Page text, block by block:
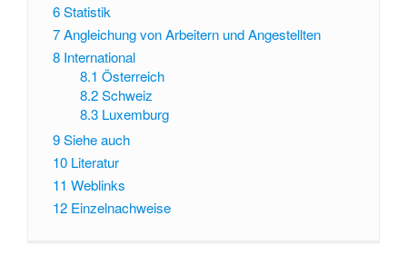
6Statistik
7Angleichung von Arbeitern und Angestellten
8 International
8.1 Österreich
8.2 Schweiz
8.3 Luxemburg
9Siehe auch
10 Literatur
11 Weblinks
12 Einzelnachweise